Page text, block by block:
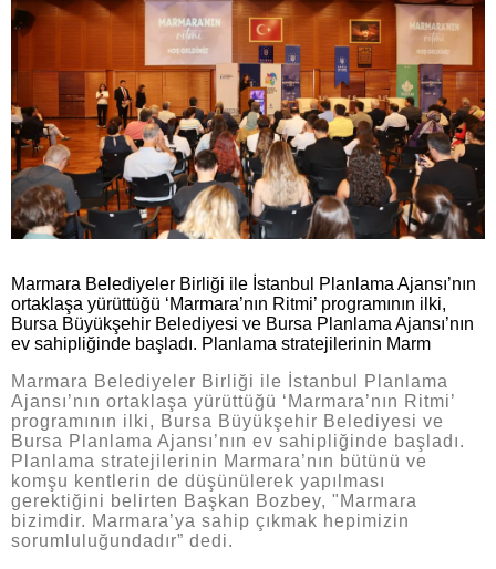
Marmara Belediyeler Birliği ile İstanbul Planlama Ajansı’nın
ortaklaşa yürüttüğü ‘Marmara’nın Ritmi’ programının ilki,
Bursa Büyükşehir Belediyesi ve Bursa Planlama Ajansı’nın
ev sahipliğinde başladı. Planlama stratejilerinin Marm
Marmara Belediyeler Birliği ile İstanbul Planlama
Ajansı’nın ortaklaşa yürüttüğü ‘Marmara’nın Ritmi’
programının ilki, Bursa Büyükşehir Belediyesi ve
Bursa Planlama Ajansı’nın ev sahipliğinde başladı.
Planlama stratejilerinin Marmara’nın bütünü ve
komşu kentlerin de düşünülerek yapılması
gerektiğini belirten Başkan Bozbey, "Marmara
bizimdir. Marmara’ya sahip çıkmak hepimizin
sorumluluğundadır” dedi.